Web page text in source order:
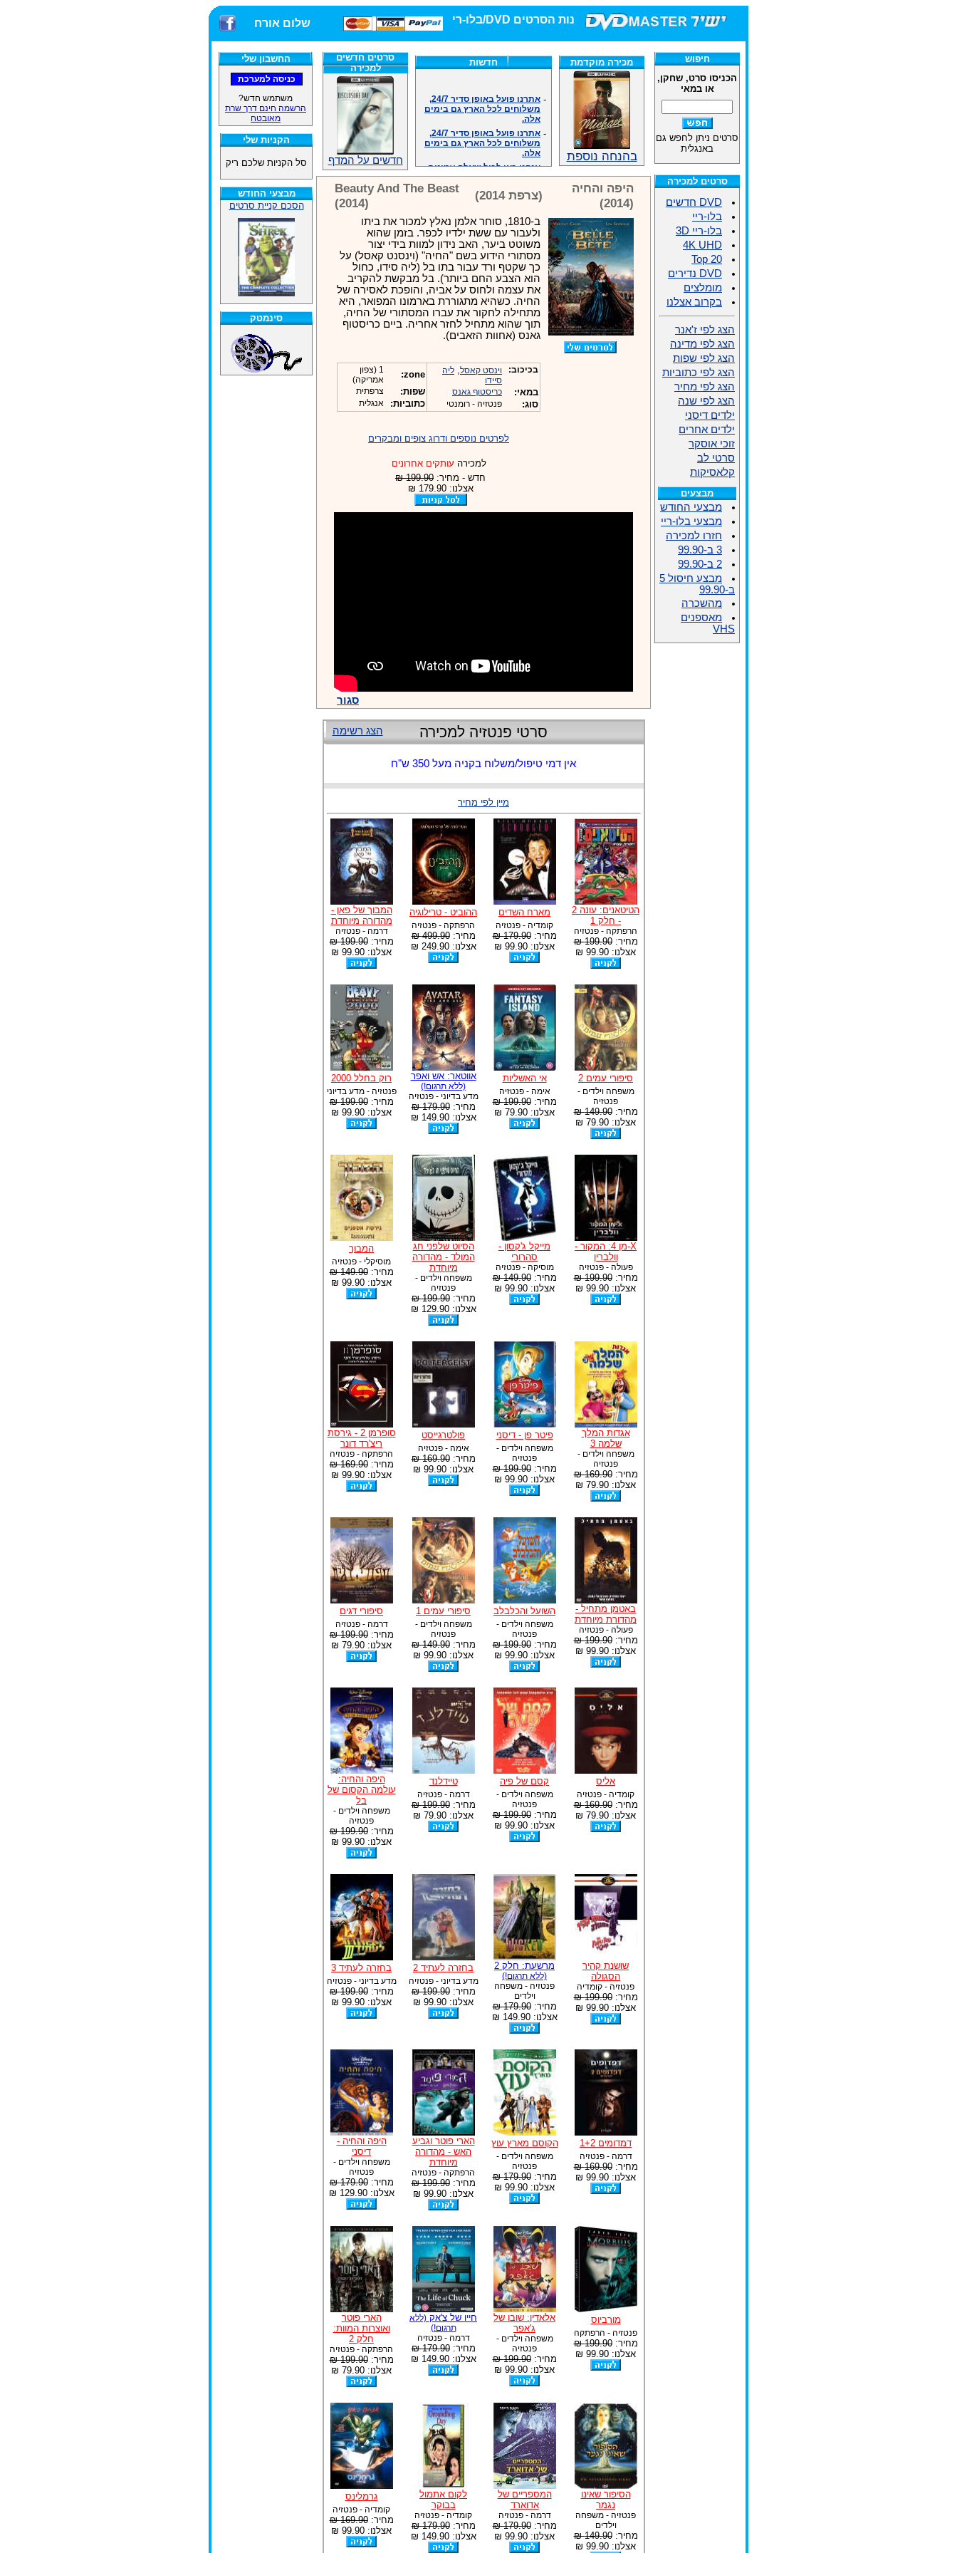
חנות הסרטים DVD/בלו-ריי/3D הגדולה ביותר! שלום אורח
החשבון שלי
משתמש חדש?
הרשמה חינם דרך שרת
מאובטח
הקניות שלי
סל הקניות שלכם ריק
מבצעי החודש
הסכם קניית סרטים
סינמטק
מכירה מוקדמת
בהנחה נוספת
חדשות
משלוחים לכל הארץ גם בימים
אלה.
משלוחים לכל הארץ גם בימים
אלה.
אנחנו כאן לכול שאלה וזמינים
במענה הטלפוני שלנו.ובמייל
.האתר לרשותכם פעיל 24/7
-מענה טלפוני: 09-7652392
צוות דיוידי מאסטר ישיר.
זמינים במייל ובטלפון. האתר
לרשותכם פעיל 24/7
צוות דיוידי מאסטר ישיר.
אנחנו כאן לכול שאלה וזמינים
במענה הטלפוני שלנו.ובמייל
.האתר לרשותכם 24/7
מענה טלפוני: 09-7652392
צוות דיוידי מאסטר ישיר.
סרטים חדשים
למכירה
חדשים על המדף
היפה והחיה
(2014)
(צרפת 2014)
Beauty And The Beast
(2014)
ב-1810, סוחר אלמן נאלץ למכור את ביתו
ולעבור עם ששת ילדיו לכפר. בזמן שהוא
משוטט ביער, האב נידון למוות בידי יצור
מסתורי הידוע בשם "החיה" (וינסנט קאסל) על
כך שקטף ורד עבור בתו בל (ליה סידו, כחול
הוא הצבע החם ביותר). בל מבקשת להקריב
את עצמה ולחוס על אביה, והופכת לאסירה של
החיה. כשהיא מתגוררת בארמונו המפואר, היא
מתחילה לחקור את עברו המסתורי של החיה,
תוך שהוא מתחיל לחזר אחריה. ביים כריסטוף
גאנס (אחוות הזאבים).
בכיכוב: וינסט קאסל, ליה
סיידו
במאי: כריסטוף גאנס
סוג: פנטזיה - רומנטי
zone:
1 (צפון
אמריקה)
שפות: צרפתית
כתוביות: אנגלית
לפרטים נוספים ודרוג צופים ומבקרים
למכירה עותקים אחרונים
חדש - מחיר: 199.90 ₪
אצלנו: 179.90 ₪
סגור
הצג רשימה סרטי פנטזיה למכירה
אין דמי טיפול/משלוח בקניה מעל 350 ש"ח
מיין לפי מחיר
הטיטאנים: עונה 2
- חלק 1
הרפתקה - פנטזיה
מחיר:199.90 ₪
אצלנו: 99.90 ₪
מארח השדים
קומדיה - פנטזיה
מחיר:179.90 ₪
אצלנו: 99.90 ₪
ההוביט - טרילוגיה
הרפתקה - פנטזיה
מחיר:499.90 ₪
אצלנו: 249.90 ₪
המבוך של פאן -
מהדורה מיוחדת
דרמה - פנטזיה
מחיר:199.90 ₪
אצלנו: 99.90 ₪
סיפורי עמים 2
משפחה וילדים -
פנטזיה
מחיר:149.90 ₪
אצלנו: 79.90 ₪
אי האשליות
אימה - פנטזיה
מחיר:199.90 ₪
אצלנו: 79.90 ₪
אווטאר: אש ואפר
(ללא תרגום!)
מדע בדיוני - פנטזיה
מחיר:179.90 ₪
אצלנו: 149.90 ₪
רוק בחלל 2000
פנטזיה - מדע בדיוני
מחיר:199.90 ₪
אצלנו: 99.90 ₪
X-מן 4: המקור -
וולברין
פעולה - פנטזיה
מחיר:199.90 ₪
אצלנו: 99.90 ₪
מייקל ג'קסון -
סהרורי
מוסיקה - פנטזיה
מחיר:149.90 ₪
אצלנו: 99.90 ₪
הסיוט שלפני חג
המולד - מהדורה
מיוחדת
משפחה וילדים -
פנטזיה
מחיר:199.90 ₪
אצלנו: 129.90 ₪
המבוך
מוסיקלי - פנטזיה
מחיר:149.90 ₪
אצלנו: 99.90 ₪
אגדות המלך
שלמה 3
משפחה וילדים -
פנטזיה
מחיר:169.90 ₪
אצלנו: 79.90 ₪
פיטר פן - דיסני
משפחה וילדים -
פנטזיה
מחיר:199.90 ₪
אצלנו: 99.90 ₪
פולטרגייסט
אימה - פנטזיה
מחיר:169.90 ₪
אצלנו: 99.90 ₪
סופרמן 2 - גירסת
ריצ'רד דונר
הרפתקה - פנטזיה
מחיר:169.90 ₪
אצלנו: 99.90 ₪
באטמן מתחיל -
מהדורת מיוחדת
פעולה - פנטזיה
מחיר:199.90 ₪
אצלנו: 99.90 ₪
השועל והכלבלב
משפחה וילדים -
פנטזיה
מחיר:199.90 ₪
אצלנו: 99.90 ₪
סיפורי עמים 1
משפחה וילדים -
פנטזיה
מחיר:149.90 ₪
אצלנו: 99.90 ₪
סיפורי דגים
דרמה - פנטזיה
מחיר:199.90 ₪
אצלנו: 79.90 ₪
אליס
קומדיה - פנטזיה
מחיר:169.90 ₪
אצלנו: 79.90 ₪
קסם של פיה
משפחה וילדים -
פנטזיה
מחיר:199.90 ₪
אצלנו: 99.90 ₪
טיידלנד
דרמה - פנטזיה
מחיר:199.90 ₪
אצלנו: 79.90 ₪
היפה והחיה:
עולמה הקסום של
בל
משפחה וילדים -
פנטזיה
מחיר:199.90 ₪
אצלנו: 99.90 ₪
שושנת קהיר
הסגולה
פנטזיה - קומדיה
מחיר:199.90 ₪
אצלנו: 99.90 ₪
מרשעת: חלק 2
(ללא תרגום!)
פנטזיה - משפחה
וילדים
מחיר:179.90 ₪
אצלנו: 149.90 ₪
בחזרה לעתיד 2
מדע בדיוני - פנטזיה
מחיר:199.90 ₪
אצלנו: 99.90 ₪
בחזרה לעתיד 3
מדע בדיוני - פנטזיה
מחיר:199.90 ₪
אצלנו: 99.90 ₪
דמדומים 1+2
דרמה - פנטזיה
מחיר:169.90 ₪
אצלנו: 99.90 ₪
הקוסם מארץ עוץ
משפחה וילדים -
פנטזיה
מחיר:179.90 ₪
אצלנו: 99.90 ₪
הארי פוטר וגביע
האש - מהדורה
מיוחדת
הרפתקה - פנטזיה
מחיר:199.90 ₪
אצלנו: 99.90 ₪
היפה והחיה -
דיסני
משפחה וילדים -
פנטזיה
מחיר:179.90 ₪
אצלנו: 129.90 ₪
מורביוס
פנטזיה - הרפתקה
מחיר:199.90 ₪
אצלנו: 99.90 ₪
אלאדין: שובו של
ג'אפר
משפחה וילדים -
פנטזיה
מחיר:199.90 ₪
אצלנו: 99.90 ₪
חייו של צ'אק (ללא
תרגום!)
דרמה - פנטזיה
מחיר:179.90 ₪
אצלנו: 149.90 ₪
הארי פוטר
ואוצרות המוות:
חלק 2
הרפתקה - פנטזיה
מחיר:199.90 ₪
אצלנו: 79.90 ₪
הסיפור שאינו
נגמר
פנטזיה - משפחה
וילדים
מחיר:149.90 ₪
אצלנו: 99.90 ₪
המספריים של
אדוארד
דרמה - פנטזיה
מחיר:179.90 ₪
אצלנו: 99.90 ₪
לקום אתמול
בבוקר
קומדיה - פנטזיה
מחיר:179.90 ₪
אצלנו: 149.90 ₪
גרמלינס
קומדיה - פנטזיה
מחיר:169.90 ₪
אצלנו: 99.90 ₪
חיפוש
הכניסו סרט, שחקן,
או במאי
סרטים ניתן לחפש גם
באנגלית
סרטים למכירה
DVD חדשים
בלו-ריי
בלו-ריי 3D
4K UHD
Top 20
DVD נדירים
מומלצים
בקרוב אצלנו
הצג לפי ז'אנר
הצג לפי מדינה
הצג לפי שפות
הצג לפי כתוביות
הצג לפי מחיר
הצג לפי שנה
ילדים דיסני
ילדים אחרים
זוכי אוסקר
סרטי לב
קלאסיקות
מבצעים
מבצעי החודש
מבצעי בלו-ריי
חזרו למכירה
3 ב-99.90
2 ב-99.90
מבצע חיסול 5
ב-99.90
מהשכרה
מאספנים
VHS